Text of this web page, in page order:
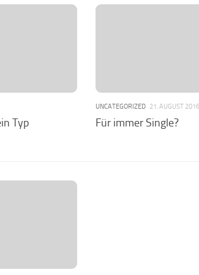
Typ
UNCATEGORIZED 21. AUGUST 2016
Für immer Single?